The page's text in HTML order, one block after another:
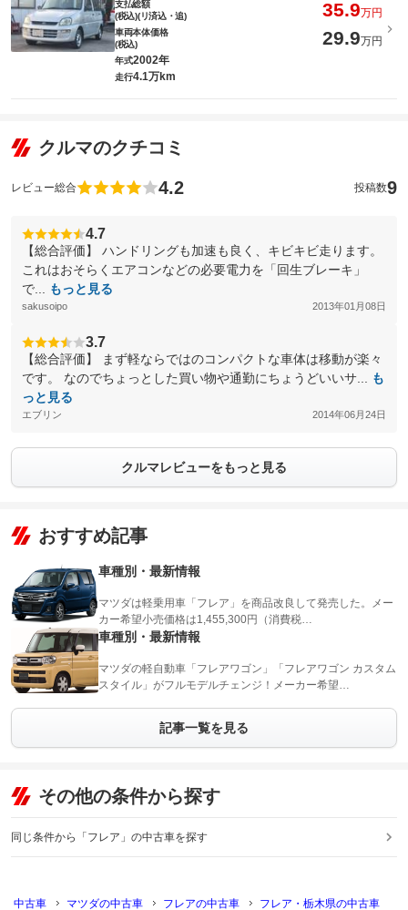
支払総額
(税込)(リ済込・追)
35.9万円
車両本体価格
(税込)
29.9万円
年式2002年
走行4.1万km
クルマのクチコミ
レビュー総合 4.2 投稿数9
4.7
【総合評価】 ハンドリングも加速も良く、キビキビ走ります。
これはおそらくエアコンなどの必要電力を「回生ブレーキ」
で...
もっと見る
sakusoipo 2013年01月08日
3.7
【総合評価】 まず軽ならではのコンパクトな車体は移動が楽々
です。 なのでちょっとした買い物や通勤にちょうどいいサ...
も
っと見る
エブリン 2014年06月24日
クルマレビューをもっと見る
おすすめ記事
車種別・最新情報
マツダは軽乗用車「フレア」を商品改良して発売した。メー
カー希望小売価格は1,455,300円（消費税…
車種別・最新情報
マツダの軽自動車「フレアワゴン」「フレアワゴン カスタム
スタイル」がフルモデルチェンジ！メーカー希望…
記事一覧を見る
その他の条件から探す
同じ条件から「フレア」の中古車を探す
中古車 マツダの中古車 フレアの中古車 フレア・栃木県の中古車